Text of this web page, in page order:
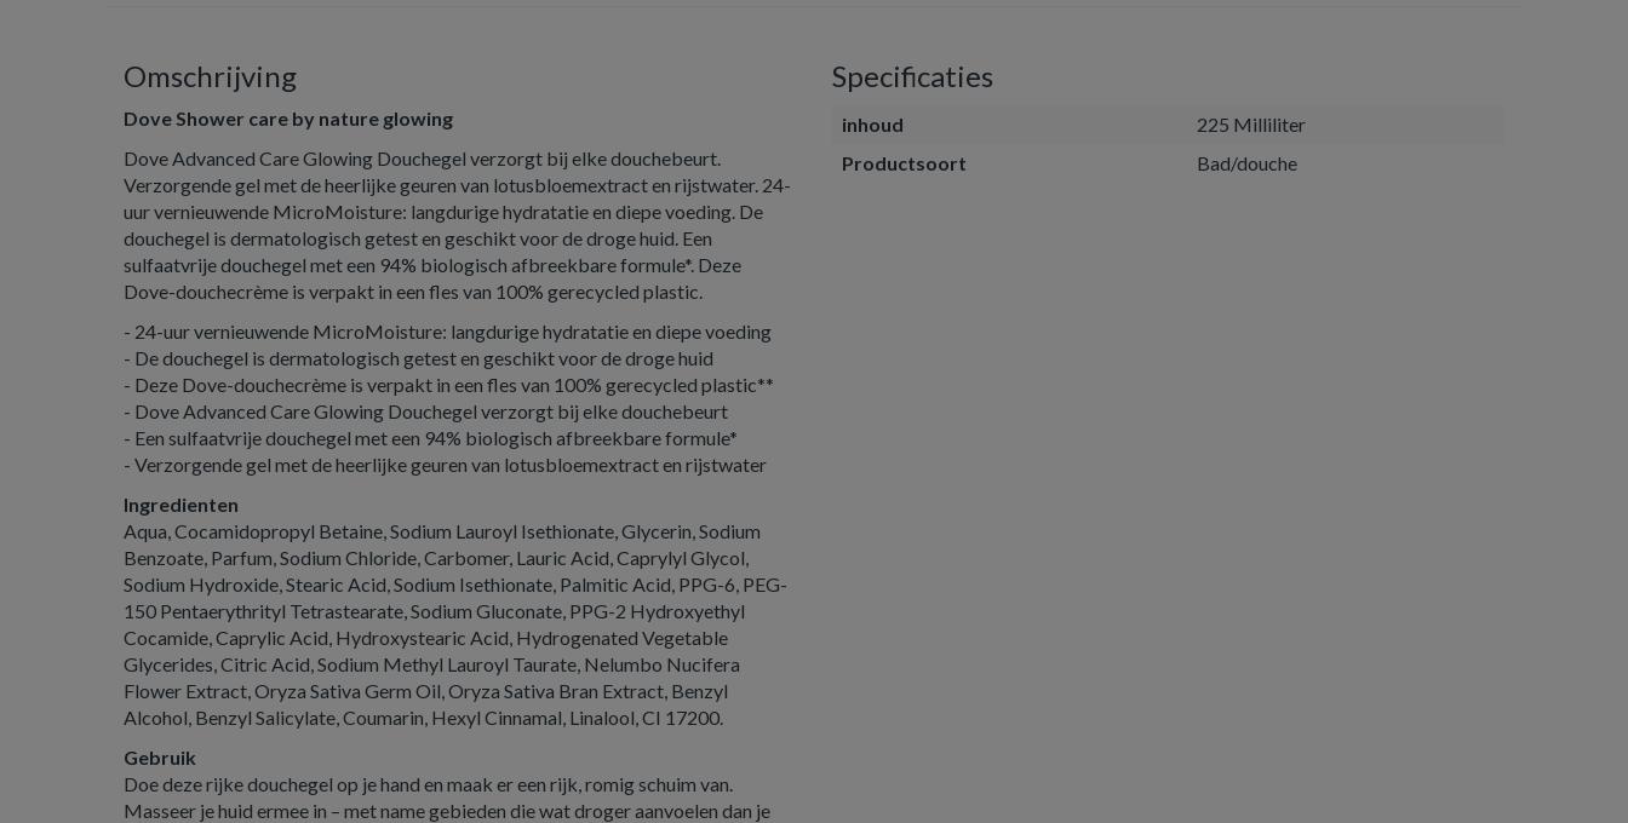
Omschrijving
Dove Shower care by nature glowing
Dove Advanced Care Glowing Douchegel verzorgt bij elke douchebeurt.
Verzorgende gel met de heerlijke geuren van lotusbloemextract en rijstwater. 24-
uur vernieuwende MicroMoisture: langdurige hydratatie en diepe voeding. De
douchegel is dermatologisch getest en geschikt voor de droge huid. Een
sulfaatvrije douchegel met een 94% biologisch afbreekbare formule*. Deze
Dove-douchecrème is verpakt in een fles van 100% gerecycled plastic.
- 24-uur vernieuwende MicroMoisture: langdurige hydratatie en diepe voeding
- De douchegel is dermatologisch getest en geschikt voor de droge huid
- Deze Dove-douchecrème is verpakt in een fles van 100% gerecycled plastic**
- Dove Advanced Care Glowing Douchegel verzorgt bij elke douchebeurt
- Een sulfaatvrije douchegel met een 94% biologisch afbreekbare formule*
- Verzorgende gel met de heerlijke geuren van lotusbloemextract en rijstwater
Ingredienten
Aqua, Cocamidopropyl Betaine, Sodium Lauroyl Isethionate, Glycerin, Sodium
Benzoate, Parfum, Sodium Chloride, Carbomer, Lauric Acid, Caprylyl Glycol,
Sodium Hydroxide, Stearic Acid, Sodium Isethionate, Palmitic Acid, PPG-6, PEG-
150 Pentaerythrityl Tetrastearate, Sodium Gluconate, PPG-2 Hydroxyethyl
Cocamide, Caprylic Acid, Hydroxystearic Acid, Hydrogenated Vegetable
Glycerides, Citric Acid, Sodium Methyl Lauroyl Taurate, Nelumbo Nucifera
Flower Extract, Oryza Sativa Germ Oil, Oryza Sativa Bran Extract, Benzyl
Alcohol, Benzyl Salicylate, Coumarin, Hexyl Cinnamal, Linalool, CI 17200.
Gebruik
Doe deze rijke douchegel op je hand en maak er een rijk, romig schuim van.
Masseer je huid ermee in – met name gebieden die wat droger aanvoelen dan je
Specificaties
inhoud
225 Milliliter
Productsoort
Bad/douche